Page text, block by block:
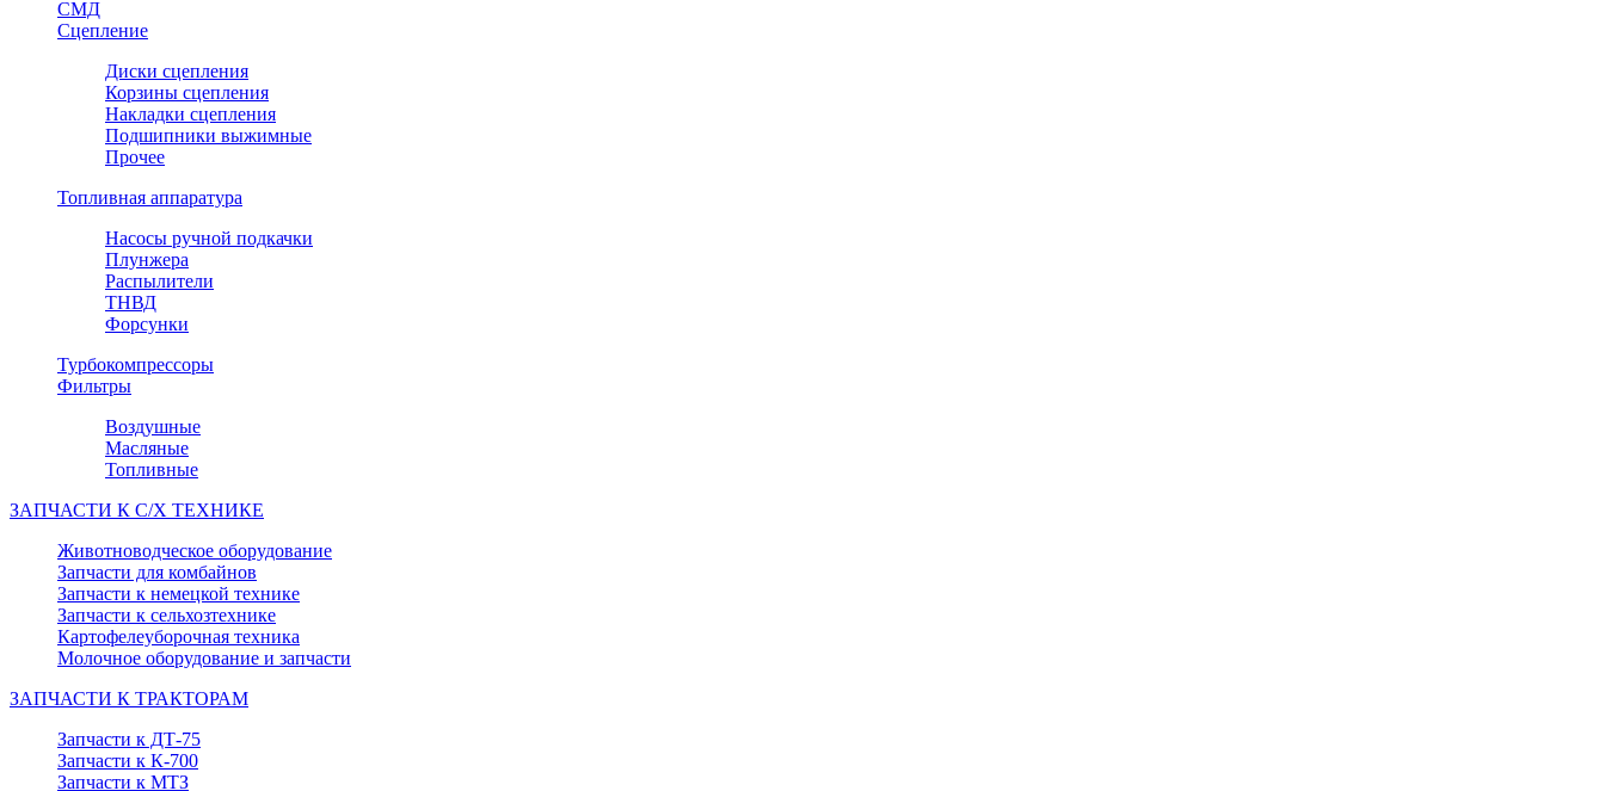
СМД
Сцепление
Диски сцепления
Корзины сцепления
Накладки сцепления
Подшипники выжимные
Прочее
Топливная аппаратура
Насосы ручной подкачки
Плунжера
Распылители
ТНВД
Форсунки
Турбокомпрессоры
Фильтры
Воздушные
Масляные
Топливные
ЗАПЧАСТИ К С/Х ТЕХНИКЕ
Животноводческое оборудование
Запчасти для комбайнов
Запчасти к немецкой технике
Запчасти к сельхозтехнике
Картофелеуборочная техника
Молочное оборудование и запчасти
ЗАПЧАСТИ К ТРАКТОРАМ
Запчасти к ДТ-75
Запчасти к К-700
Запчасти к МТЗ